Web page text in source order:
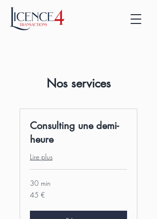
Nos services
Consulting une demi-
heure
Lire plus
30 min
45
euros
45 €